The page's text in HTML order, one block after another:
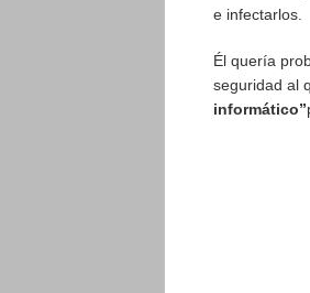
e infectarlos.
Él quería
seguridad al
informático”